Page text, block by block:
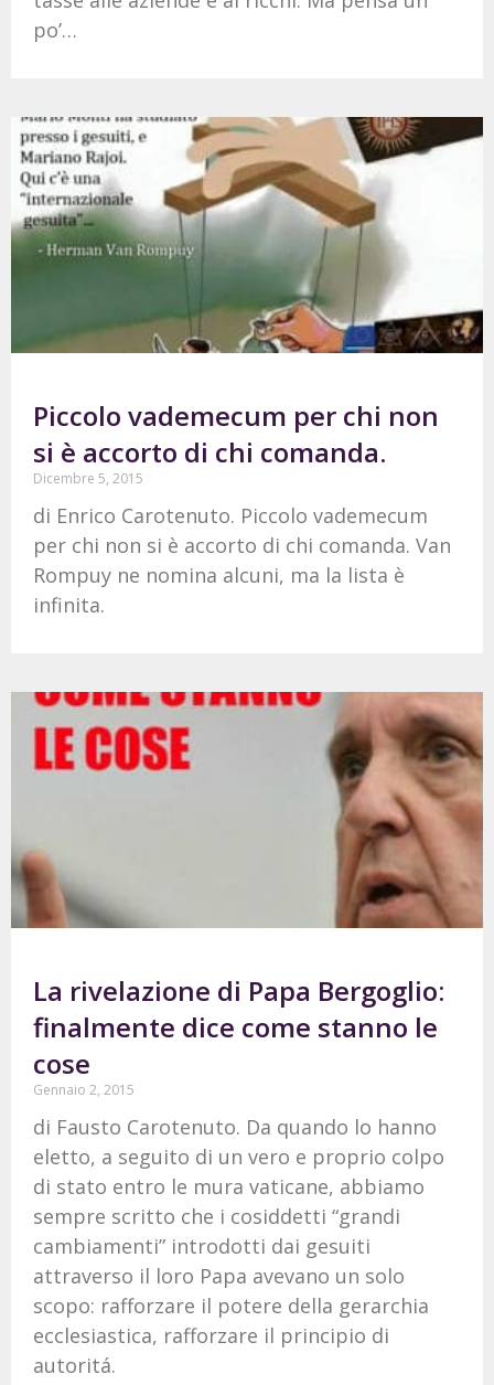
po’…
Piccolo vademecum per chi non
si è accorto di chi comanda.
Dicembre 5, 2015
di Enrico Carotenuto. Piccolo vademecum
per chi non si è accorto di chi comanda. Van
Rompuy ne nomina alcuni, ma la lista è
infinita.
La rivelazione di Papa Bergoglio:
finalmente dice come stanno le
cose
Gennaio 2, 2015
di Fausto Carotenuto. Da quando lo hanno
eletto, a seguito di un vero e proprio colpo
di stato entro le mura vaticane, abbiamo
sempre scritto che i cosiddetti “grandi
cambiamenti” introdotti dai gesuiti
attraverso il loro Papa avevano un solo
scopo: rafforzare il potere della gerarchia
ecclesiastica, rafforzare il principio di
autoritá.